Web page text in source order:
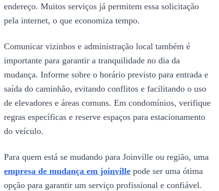
endereço. Muitos serviços já permitem essa solicitação
pela internet, o que economiza tempo.
Comunicar vizinhos e administração local também é
importante para garantir a tranquilidade no dia da
mudança. Informe sobre o horário previsto para entrada e
saída do caminhão, evitando conflitos e facilitando o uso
de elevadores e áreas comuns. Em condomínios, verifique
regras específicas e reserve espaços para estacionamento
do veículo.
Para quem está se mudando para Joinville ou região, uma
empresa de mudança em joinville pode ser uma ótima
opção para garantir um serviço profissional e confiável.